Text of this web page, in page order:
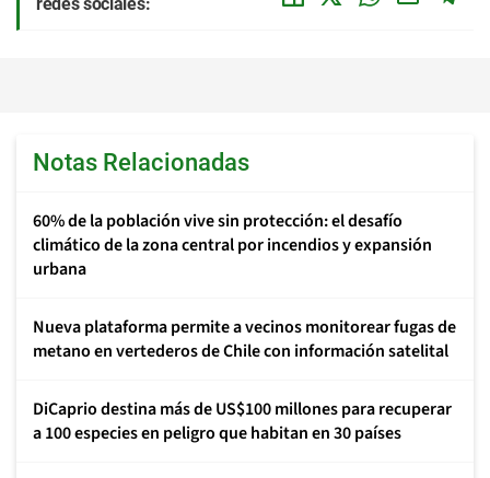
Notas Relacionadas
60% de la población vive sin protección: el desafío
climático de la zona central por incendios y expansión
urbana
Nueva plataforma permite a vecinos monitorear fugas de
metano en vertederos de Chile con información satelital
DiCaprio destina más de US$100 millones para recuperar
a 100 especies en peligro que habitan en 30 países